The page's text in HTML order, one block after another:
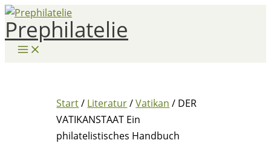
Zum
Inhalt
springen
Prephilatelie
Start/ Literatur/Vatikan / DER
VATIKANSTAAT Ein
philatelistisches Handbuch